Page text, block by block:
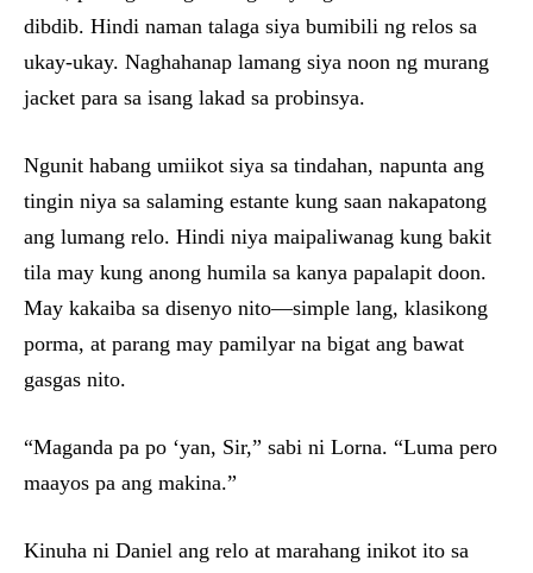
dibdib. Hindi naman talaga siya bumibili ng relos sa
ukay-ukay. Naghahanap lamang siya noon ng murang
jacket para sa isang lakad sa probinsya.
Ngunit habang umiikot siya sa tindahan, napunta ang
tingin niya sa salaming estante kung saan nakapatong
ang lumang relo. Hindi niya maipaliwanag kung bakit
tila may kung anong humila sa kanya papalapit doon.
May kakaiba sa disenyo nito—simple lang, klasikong
porma, at parang may pamilyar na bigat ang bawat
gasgas nito.
“Maganda pa po ‘yan, Sir,” sabi ni Lorna. “Luma pero
maayos pa ang makina.”
Kinuha ni Daniel ang relo at marahang inikot ito sa